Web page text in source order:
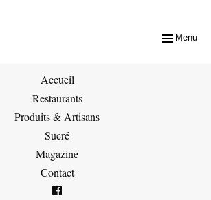
Menu
Accueil
Restaurants
Produits & Artisans
Sucré
Magazine
Contact